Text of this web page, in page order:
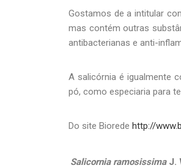
Gostamos de a intitular
mas contém outras
antibacterianas e anti-
A salicórnia é igualmente
pó, como especiaria para
Do site Biorede http://
Salicornia ramosissimaJ.